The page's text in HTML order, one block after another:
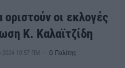
οι εκλογές
Κ. Καλαϊτζίδη
2024 10:57 ΠΜ Ο Πολίτης